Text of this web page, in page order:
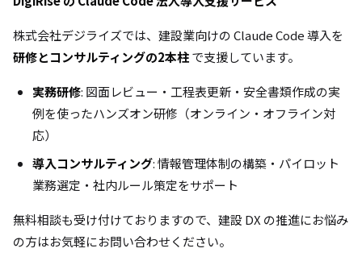
株式会社デジライズでは、建設業向けの Claude Code 導入を
研修とコンサルティングの2本柱で支援しています。
実務研修: 図面レビュー・工程表更新・安全書類作成の実
例を使ったハンズオン研修（オンライン・オフライン対
応）
導入コンサルティング: 情報管理体制の構築・パイロット
業務選定・社内ルール策定をサポート
無料相談も受け付けておりますので、建設 DX の推進にお悩み
の方はお気軽にお問い合わせください。